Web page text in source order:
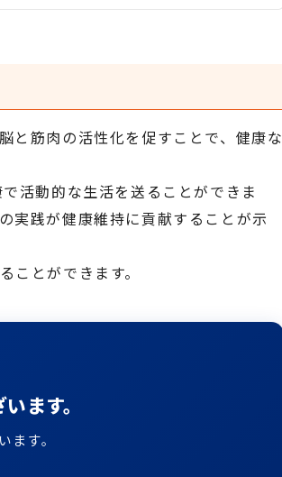
と筋肉の活性化を促すことで、健康な
活動的な生活を送ることができま
実践が健康維持に貢献することが示
とができます。
ます。
ます。